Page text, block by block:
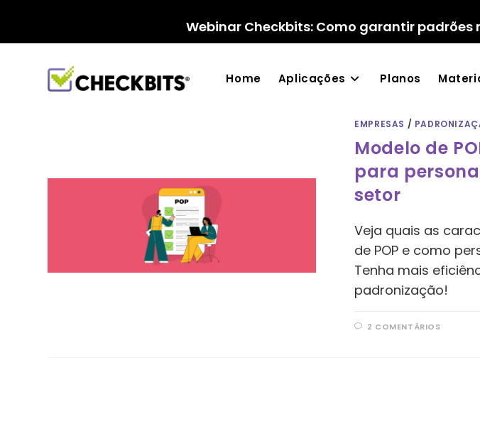
Webinar Checkbits: Como garantir padrões
Home Aplicações Planos
EMPRESAS /
Modelo de
para
setor
Veja quais as
de POP e como
Tenha mais
padronização!
2 COMENTÁRIOS